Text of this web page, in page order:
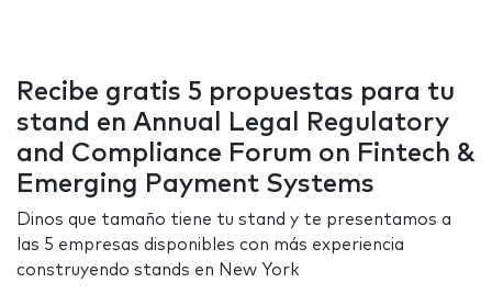
Recibe gratis 5 propuestas para tu
stand en Annual Legal Regulatory
and Compliance Forum on Fintech &
Emerging Payment Systems
Dinos que tamaño tiene tu stand y te presentamos a
las 5 empresas disponibles con más experiencia
construyendo stands en New York